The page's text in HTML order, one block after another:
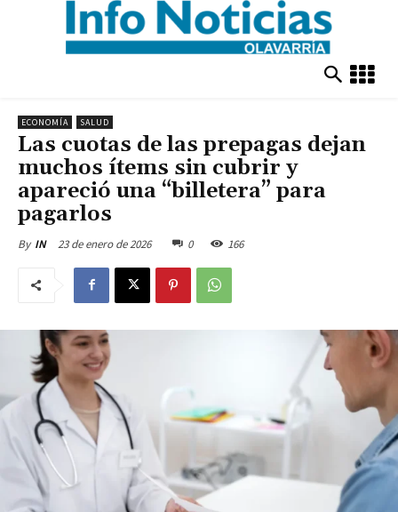
ECONOMÍA SALUD
Las cuotas de las prepagas dejan
muchos ítems sin cubrir y
apareció una “billetera” para
pagarlos
By IN 23 de enero de 2026 0 166